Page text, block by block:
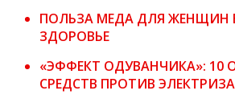
ПОЛЬЗА МЕДА ДЛЯ ЖЕНЩИН
ЗДОРОВЬЕ
«ЭФФЕКТ ОДУВАНЧИКА»: 10
СРЕДСТВ ПРОТИВ